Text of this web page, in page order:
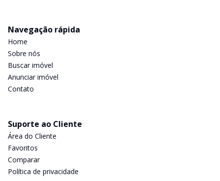
Navegação rápida
Home
Sobre nós
Buscar imóvel
Anunciar imóvel
Contato
Suporte ao Cliente
Área do Cliente
Favoritos
Comparar
Política de privacidade